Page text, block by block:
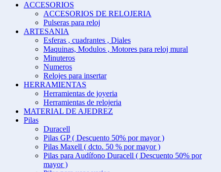
ACCESORIOS
ACCESORIOS DE RELOJERIA
Pulseras para reloj
ARTESANIA
Esferas , cuadrantes , Diales
Maquinas, Modulos , Motores para reloj mural
Minuteros
Numeros
Relojes para insertar
HERRAMIENTAS
Herramientas de joyeria
Herramientas de relojeria
MATERIAL DE AJEDREZ
Pilas
Duracell
Pilas GP ( Descuento 50% por mayor )
Pilas Maxell ( dcto. 50 % por mayor )
Pilas para Audífono Duracell ( Descuento 50% por
mayor )